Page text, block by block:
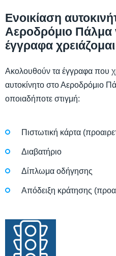
Ενοικίαση
Αεροδρόμιο Πάλμα
έγγραφα
Ακολουθούν τα έγγραφα που
αυτοκίνητο στο Αεροδρόμιο
οποιαδήποτε στιγμή:
Πιστωτική κάρτα
Διαβατήριο
Δίπλωμα οδήγησης
Απόδειξη κράτησης